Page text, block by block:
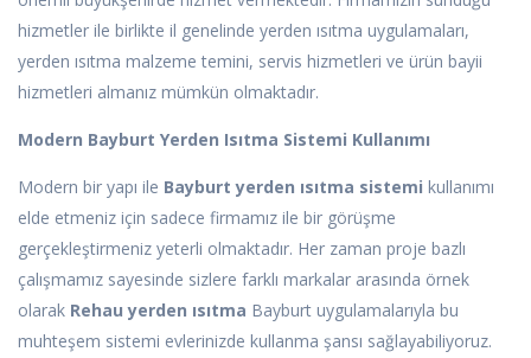
hizmetler ile birlikte il genelinde yerden ısıtma uygulamaları,
yerden ısıtma malzeme temini, servis hizmetleri ve ürün bayii
hizmetleri almanız mümkün olmaktadır.
Modern Bayburt Yerden Isıtma Sistemi Kullanımı
Modern bir yapı ile Bayburt yerden ısıtma sistemi kullanımı
elde etmeniz için sadece firmamız ile bir görüşme
gerçekleştirmeniz yeterli olmaktadır. Her zaman proje bazlı
çalışmamız sayesinde sizlere farklı markalar arasında örnek
olarak Rehau yerden ısıtma Bayburt uygulamalarıyla bu
muhteşem sistemi evlerinizde kullanma şansı sağlayabiliyoruz.